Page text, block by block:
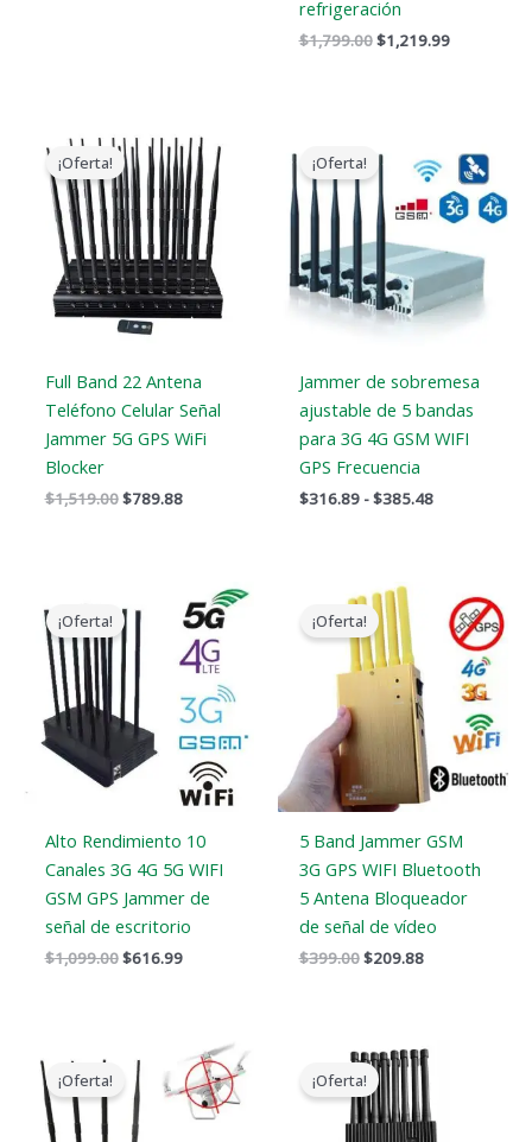
refrigeración
$1,799.00$1,219.99
¡Oferta!
Full Band 22 Antena
Teléfono Celular Señal
Jammer 5G GPS WiFi
Blocker
$1,519.00
precio
original
era:
$1,519.00.
$789.88
precio
actual
es:
$789.88.
¡Oferta!
Jammer de sobremesa
ajustable de 5 bandas
para 3G 4G GSM WIFI
GPS Frecuencia
$316.89 -$385.48
precios:
$316.89
a
¡Oferta!
Alto Rendimiento 10
Canales 3G 4G 5G WIFI
GSM GPS Jammer de
señal de escritorio
$1,099.00
precio
original
era:
$1,099.00.
$616.99
precio
actual
es:
$616.99.
¡Oferta!
5 Band Jammer GSM
3G GPS WIFI Bluetooth
5 Antena Bloqueador
de señal de vídeo
$399.00
El
precio
original
era:
$399.00.
$209.88
precio
actual
$209.88.
¡Oferta!
precio
original
era:
$1,999.00.
El
precio
actual
es:
¡Oferta!
El
precio
original
era:
$1,699.00.$999.99.